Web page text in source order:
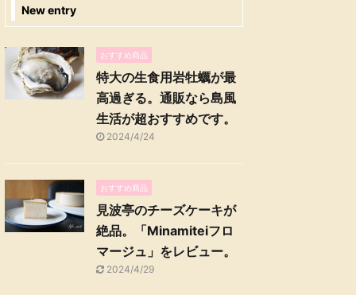
New entry
おすすめ商品
特大の生食用岩牡蠣が最
高過ぎる。通販なら島風
生活が超おすすめです。
2024/4/24
おすすめ商品
見波亭のチーズケーキが
絶品。「Minamiteiフロ
マージュ」をレビュー。
2024/4/29